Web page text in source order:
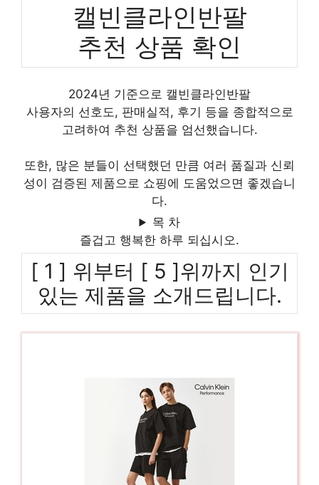
캘빈클라인반팔
추천 상품 확인
2024년 기준으로 캘빈클라인반팔
사용자의 선호도, 판매실적, 후기 등을 종합적으로
고려하여 추천 상품을 엄선했습니다.
또한, 많은 분들이 선택했던 만큼 여러 품질과 신뢰
성이 검증된 제품으로 쇼핑에 도움었으면 좋겠습니
다.
목 차
즐겁고 행복한 하루 되십시오.
[ 1 ] 위부터 [ 5 ]위까지 인기
있는 제품을 소개드립니다.